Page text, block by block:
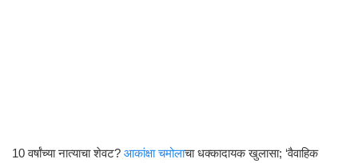
10 वर्षांच्या नात्याचा शेवट? आकांक्षा चमोलाचा धक्कादायक खुलासा; ‘वैवाहिक